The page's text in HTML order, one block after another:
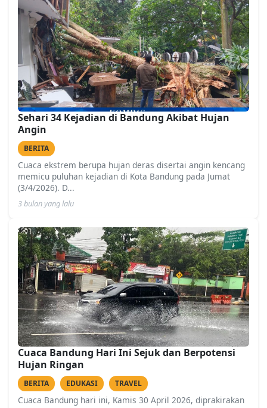
Sehari 34 Kejadian di Bandung Akibat Hujan
Angin
BERITA
Cuaca ekstrem berupa hujan deras disertai angin kencang
memicu puluhan kejadian di Kota Bandung pada Jumat
(3/4/2026). D...
3 bulan yang lalu
Cuaca Bandung Hari Ini Sejuk dan Berpotensi
Hujan Ringan
BERITA EDUKASI TRAVEL
Cuaca Bandung hari ini, Kamis 30 April 2026, diprakirakan